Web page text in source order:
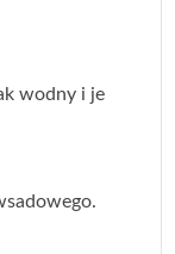
wodny i je